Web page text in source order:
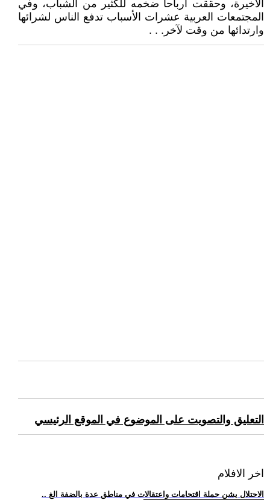
الاخيرة، وحققت أرباحاً ضخمه للكثير من الشباب، وفي
المجتمعات العربية عشرات الأسباب تدفع الناس لشرائها
وارتدائها من وقت لآخر. . .
التعليق والتصويت على الموضوع في الموقع الرئيسي
اخر الافلام
.. الاحتلال يشن حملة اقتحامات واعتقالات في مناطق عدة بالضفة الغ